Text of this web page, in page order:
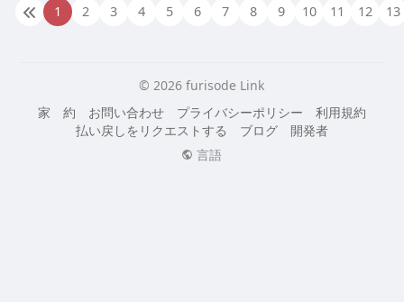
1
2 3 4 5 6 7 8 9 10 11 12 13
© 2026 furisode Link
家
約 お問い合わせ プライバシーポリシー
利用規約
払い戻しをリクエストする
ブログ
開発者
言語